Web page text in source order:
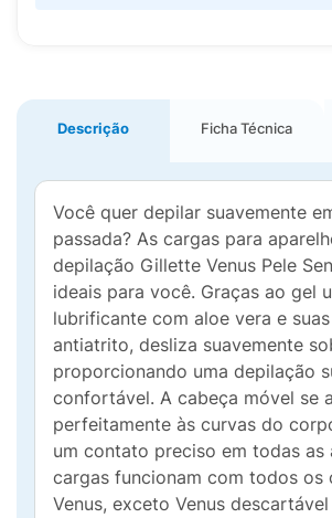
Descrição Ficha Técnica
Você quer depilar suavemente
passada? As cargas para
depilação Gillette Venus Pele
ideais para você. Graças ao gel
lubrificante com aloe vera e
antiatrito, desliza suavemente
proporcionando uma depilação
confortável. A cabeça móvel se
perfeitamente às curvas do
um contato preciso em todas as
cargas funcionam com todos os
Venus, exceto Venus descartável